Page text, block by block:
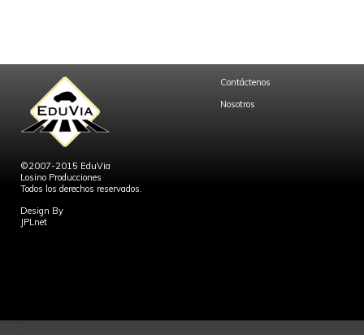
©2007-2015 EduVia
Losino Producciones
Todos los derechos reservados.
Design By
JPLnet
Contáctenos
Nosotros